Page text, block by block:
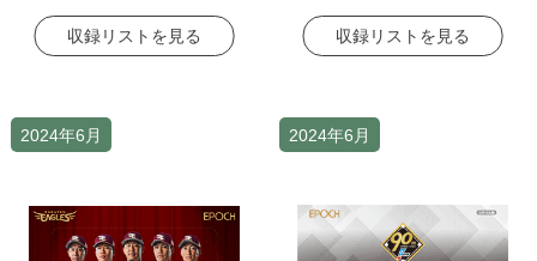
収録リストを見る 収録リストを見る
2024年6月 2024年6月